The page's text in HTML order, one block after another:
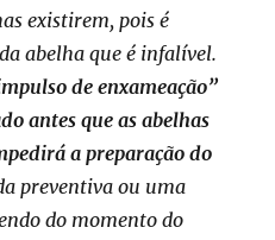
existirem, pois é
abelha que é infalível.
de enxameação”
antes que as abelhas
a preparação do
preventiva ou uma
do momento do